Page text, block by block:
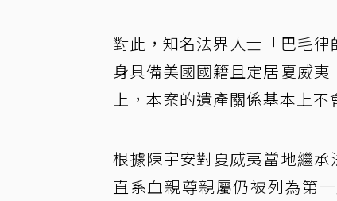
對此，知名法界人士「巴毛律
身具備美國國籍且定居夏威
上，本案的遺產關係基本上
根據陳宇安對夏威夷當地繼
直系血親尊親屬仍被列為第